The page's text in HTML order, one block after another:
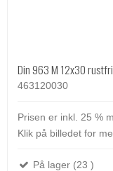
Din 963 M 12x30
463120030
Prisen er inkl. 25 %
Klik på billedet for
På lager (23 )